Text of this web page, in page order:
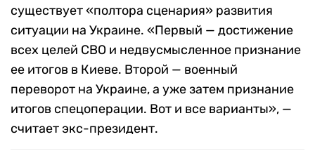
существует «полтора сценария» развития
ситуации на Украине. «Первый — достижение
всех целей СВО и недвусмысленное признание
ее итогов в Киеве. Второй — военный
переворот на Украине, а уже затем признание
итогов спецоперации. Вот и все варианты», —
считает экс-президент.